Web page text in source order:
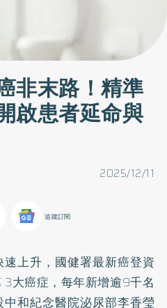
非末路！精準
啟患者延命與
2025/12/11
追蹤訂閱
上升，國健署最新癌登資
大癌症，每年新增逾9千名
和紀念醫院泌尿部李香瑩